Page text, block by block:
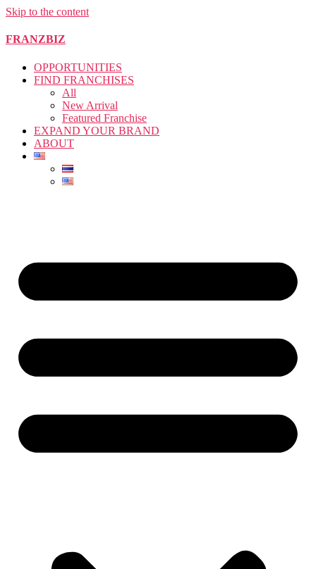
Skip to the content
FRANZBIZ
OPPORTUNITIES
FIND FRANCHISES
All
New Arrival
Featured Franchise
EXPAND YOUR BRAND
ABOUT